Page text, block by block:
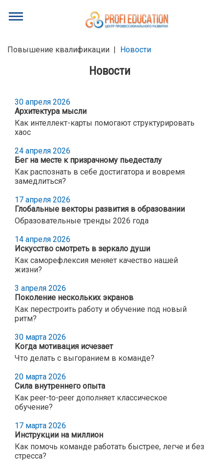
Повышение квалификации Новости
Новости
30 апреля 2026
Архитектура мысли
Как интеллект-карты помогают структурировать
хаос
24 апреля 2026
Бег на месте к призрачному пьедесталу
Как распознать в себе достигатора и вовремя
замедлиться?
17 апреля 2026
Глобальные векторы развития в образовании
Образовательные тренды 2026 года
14 апреля 2026
Искусство смотреть в зеркало души
Как саморефлексия меняет качество нашей
жизни?
3 апреля 2026
Поколение нескольких экранов
Как перестроить работу и обучение под новый
ритм?
30 марта 2026
Когда мотивация исчезает
Что делать с выгоранием в команде?
20 марта 2026
Сила внутреннего опыта
Как peer-to-peer дополняет классическое
обучение?
17 марта 2026
Инструкции на миллион
Как помочь команде работать быстрее, легче и без
стресса?